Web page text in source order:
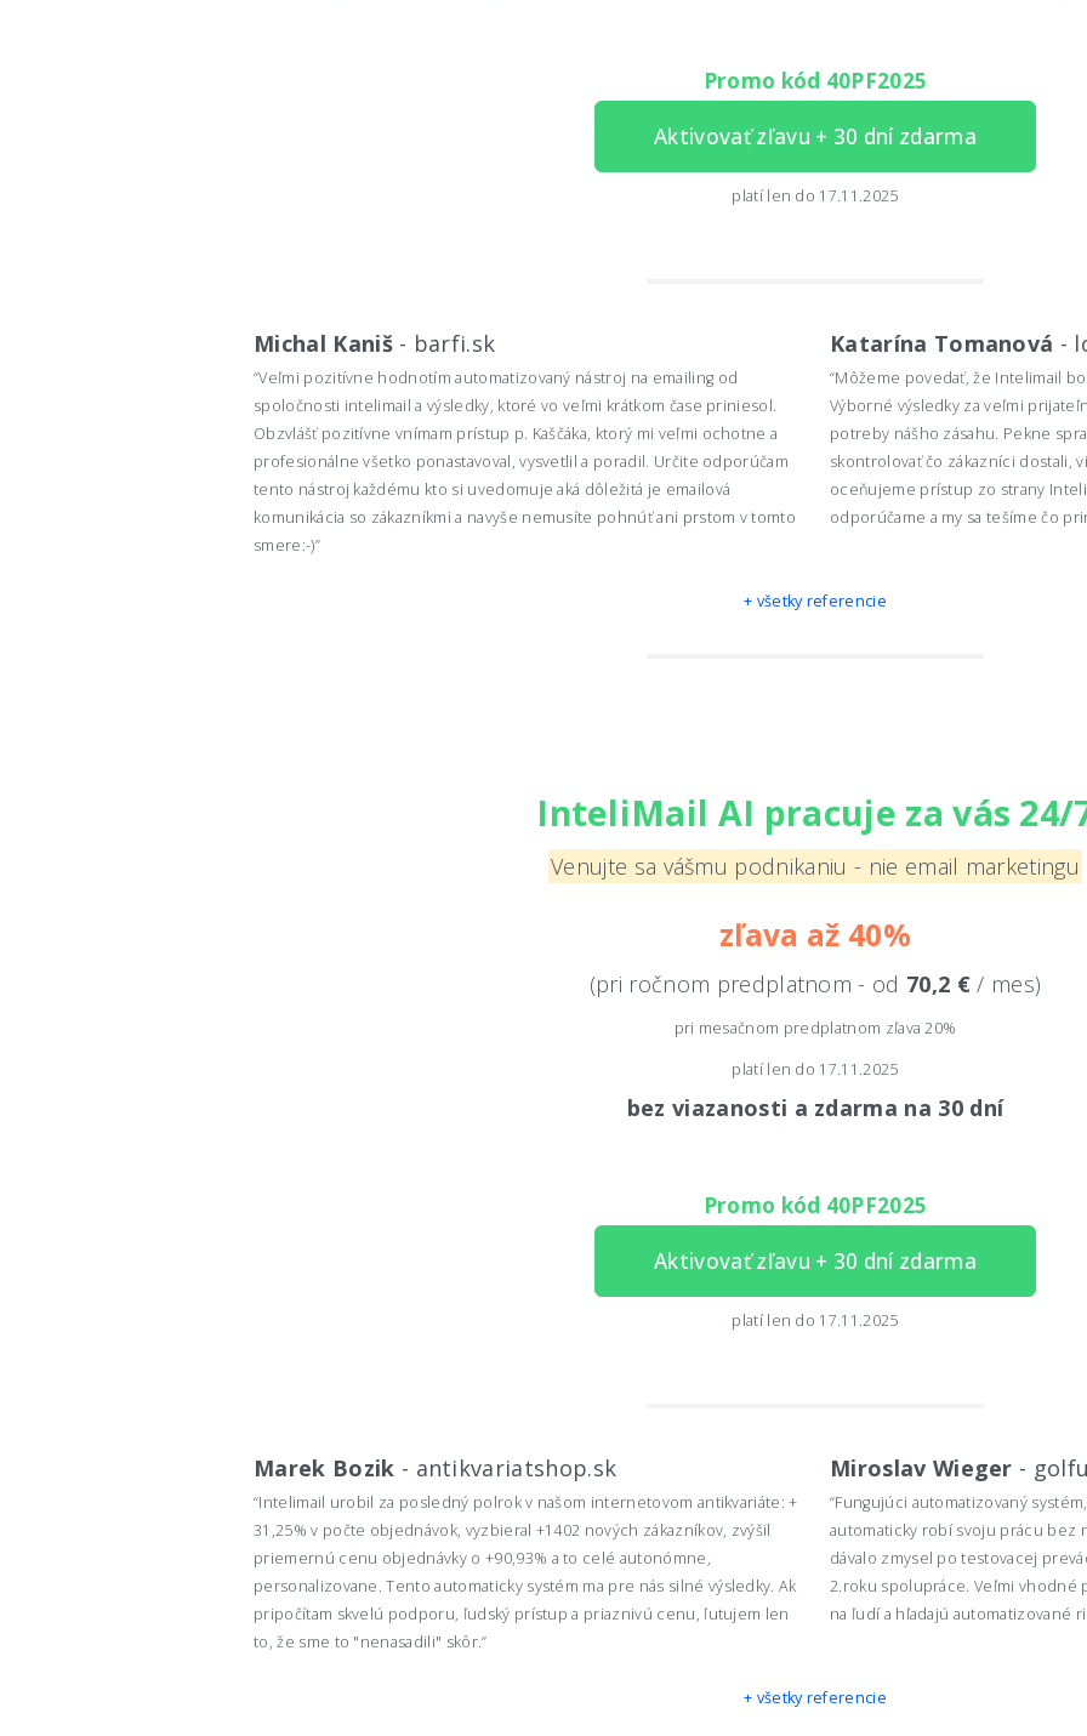
Promo kód 40PF2025
Aktivovať zľavu + 30 dní zdarma
platí len do 17.11.2025
Michal Kaniš- barfi.sk
“Veľmi pozitívne hodnotím automatizovaný nástroj na emailing od
spoločnosti intelimail a výsledky, ktoré vo veľmi krátkom čase priniesol.
Obzvlášť pozitívne vnímam prístup p. Kaščáka, ktorý mi veľmi ochotne a
profesionálne všetko ponastavoval, vysvetlil a poradil. Určite odporúčam
tento nástroj každému kto si uvedomuje aká dôležitá je emailová
komunikácia so zákazníkmi a navyše nemusíte pohnúť ani prstom v tomto
smere:-)”
Katarína Tomanová -
“Môžeme povedať, že Intelimail
Výborné výsledky za veľmi
potreby nášho zásahu. Pekne
skontrolovať čo zákazníci dostali,
oceňujeme prístup zo strany
odporúčame a my sa tešíme čo
+ všetky referencie
InteliMail AI pracuje za vás 24/
Venujte sa vášmu podnikaniu - nie email marketingu
zľava až 40%
(pri ročnom predplatnom - od 70,2 €/ mes)
pri mesačnom predplatnom zľava 20%
platí len do 17.11.2025
bez viazanosti a zdarma na 30 dní
Promo kód 40PF2025
Aktivovať zľavu + 30 dní zdarma
platí len do 17.11.2025
Marek Bozik - antikvariatshop.sk
“Intelimail urobil za posledný polrok v našom internetovom antikvariáte: +
31,25% v počte objednávok, vyzbieral +1402 nových zákazníkov, zvýšil
priemernú cenu objednávky o +90,93% a to celé autonómne,
personalizovane. Tento automaticky systém ma pre nás silné výsledky. Ak
pripočítam skvelú podporu, ľudský prístup a priaznivú cenu, ľutujem len
to, že sme to "nenasadili" skôr.”
Miroslav Wieger -
“Fungujúci automatizovaný
automaticky robí svoju prácu bez
dávalo zmysel po testovacej
2.roku spolupráce. Veľmi vhodné
na ľudí a hľadajú automatizované
+ všetky referencie